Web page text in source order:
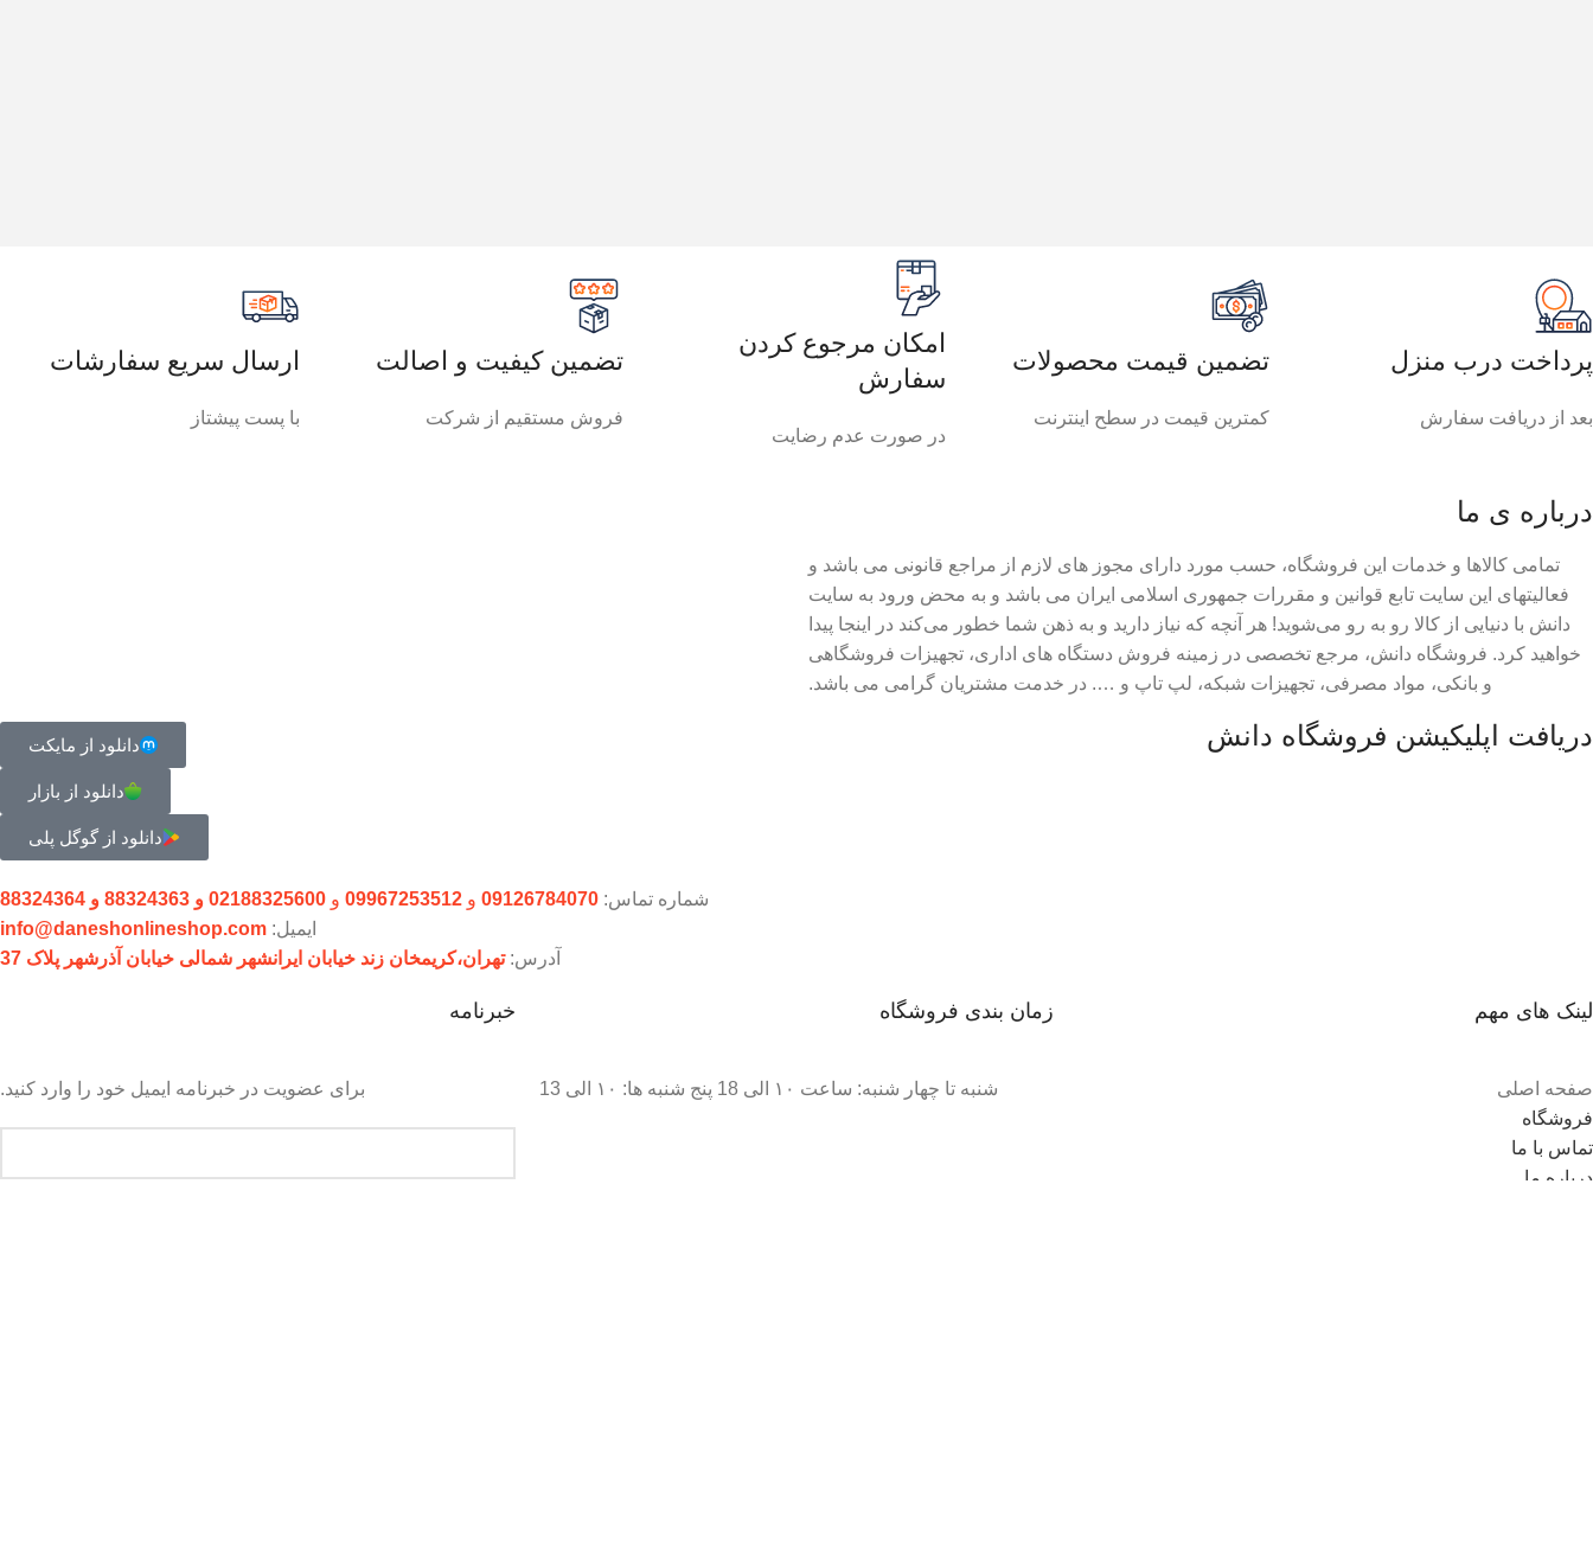
پرداخت درب منزل
بعد از دریافت سفارش
تضمین قیمت محصولات
کمترین قیمت در سطح اینترنت
امکان مرجوع کردن
سفارش
در صورت عدم رضایت
تضمین کیفیت و اصالت
فروش مستقیم از شرکت
ارسال سریع سفارشات
با پست پیشتاز
درباره ی ما
تمامی کالاها و خدمات این فروشگاه، حسب مورد دارای مجوز های لازم از مراجع قانونی می باشد و
فعالیتهای این سایت تابع قوانین و مقررات جمهوری اسلامی ایران می باشد و به محض ورود به سایت
دانش با دنیایی از کالا رو به رو می‌شوید! هر آنچه که نیاز دارید و به ذهن شما خطور می‌کند در اینجا پیدا
خواهید کرد. فروشگاه دانش، مرجع تخصصی در زمینه فروش دستگاه های اداری، تجهیزات فروشگاهی
و بانکی، مواد مصرفی، تجهیزات شبکه، لپ تاپ و …. در خدمت مشتریان گرامی می باشد.
دریافت اپلیکیشن فروشگاه دانش دانلود از مایکت
دانلود از بازار
دانلود از گوگل پلی
شماره تماس: 09126784070 و 09967253512 و 02188325600 و 88324363 و 88324364
ایمیل: info@daneshonlineshop.com
آدرس:تهران،‌کریمخان زند خیابان ایرانشهر شمالی خیابان آذرشهر پلاک 37
لینک های مهم
صفحه اصلی
فروشگاه
تماس با ما
درباره ما
زمان بندی فروشگاه
شنبه تا چهار شنبه: ساعت ۱۰ الی 18 پنج شنبه ها: ۱۰ الی 13
خبرنامه
برای عضویت در خبرنامه ایمیل خود را وارد کنید.